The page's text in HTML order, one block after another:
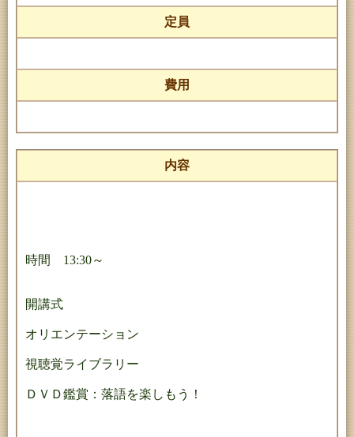
定員
費用
内容
時間 13:30～
開講式
オリエンテーション
視聴覚ライブラリー
ＤＶＤ鑑賞：落語を楽しもう！